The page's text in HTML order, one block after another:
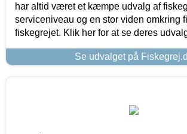
har altid været et kæmpe udvalg af
serviceniveau og en stor viden omkring
fiskegrejet. Klik her for at se deres
Se udvalget på